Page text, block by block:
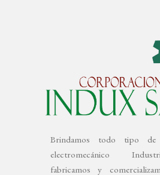
Brindamos todo tipo de
electromecánico
fabricamos y